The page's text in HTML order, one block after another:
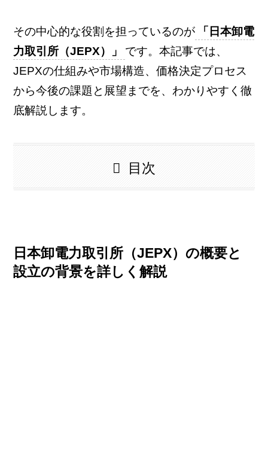
その中心的な役割を担っているのが
「日本卸電
力取引所（JEPX）」
です。本記事では、
JEPXの仕組みや市場構造、価格決定プロセス
から今後の課題と展望までを、わかりやすく徹
底解説します。
目次
日本卸電力取引所（JEPX）の概要と
設立の背景を詳しく解説